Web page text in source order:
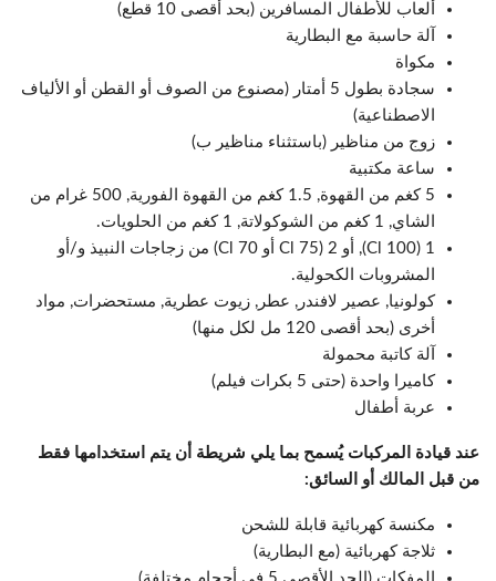
ألعاب للأطفال المسافرين (بحد أقصى 10 قطع)
آلة حاسبة مع البطارية
مكواة
سجادة بطول 5 أمتار (مصنوع من الصوف أو القطن أو الألياف
الاصطناعية)
زوج من مناظير (باستثناء مناظير ب)
ساعة مكتبية
5 كغم من القهوة, 1.5 كغم من القهوة الفورية, 500 غرام من
الشاي, 1 كغم من الشوكولاتة, 1 كغم من الحلويات.
1 (100 Cl), أو 2 (75 Cl أو 70 Cl) من زجاجات النبيذ و/أو
المشروبات الكحولية.
كولونيا, عصير لافندر, عطر, زيوت عطرية, مستحضرات, مواد
أخرى (بحد أقصى 120 مل لكل منها)
آلة كاتبة محمولة
كاميرا واحدة (حتى 5 بكرات فيلم)
عربة أطفال
عند قيادة المركباتيُسمح بما يلي شريطة أن يتم استخدامها فقط
من قبل المالك أو السائق:
مكنسة كهربائية قابلة للشحن
ثلاجة كهربائية (مع البطارية)